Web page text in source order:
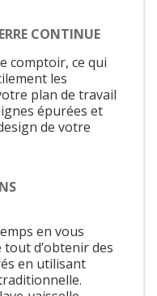
CONTINUE
comptoir, ce qui
les
plan de travail
épurées et
de votre
en vous
d’obtenir des
en utilisant